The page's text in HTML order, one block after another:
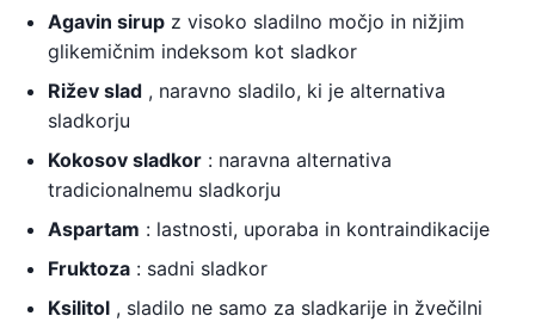
Agavin sirup z visoko sladilno močjo in nižjim
glikemičnim indeksom kot sladkor
Rižev slad , naravno sladilo, ki je alternativa
sladkorju
Kokosov sladkor : naravna alternativa
tradicionalnemu sladkorju
Aspartam : lastnosti, uporaba in kontraindikacije
Fruktoza : sadni sladkor
Ksilitol , sladilo ne samo za sladkarije in žvečilni